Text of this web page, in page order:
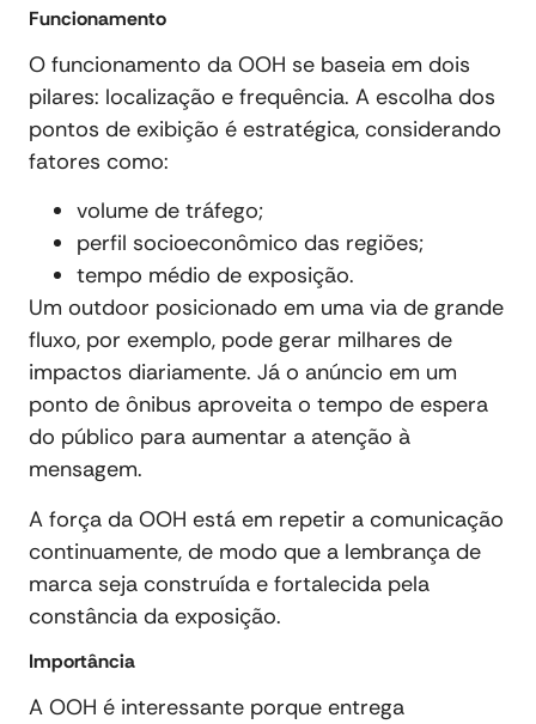
Funcionamento
O funcionamento da OOH se baseia em dois
pilares: localização e frequência. A escolha dos
pontos de exibição é estratégica, considerando
fatores como:
volume de tráfego;
perfil socioeconômico das regiões;
tempo médio de exposição.
Um outdoor posicionado em uma via de grande
fluxo, por exemplo, pode gerar milhares de
impactos diariamente. Já o anúncio em um
ponto de ônibus aproveita o tempo de espera
do público para aumentar a atenção à
mensagem.
A força da OOH está em repetir a comunicação
continuamente, de modo que a lembrança de
marca seja construída e fortalecida pela
constância da exposição.
Importância
A OOH é interessante porque entrega